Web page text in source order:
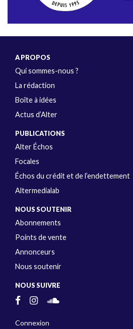
A PROPOS
Qui sommes-nous ?
La rédaction
Boîte à idées
Actus d’Alter
PUBLICATIONS
Alter Échos
Focales
Échos du crédit et de l’endettement
Altermedialab
NOUS SOUTENIR
Abonnements
Points de vente
Annonceurs
Nous soutenir
NOUS SUIVRE
Connexion